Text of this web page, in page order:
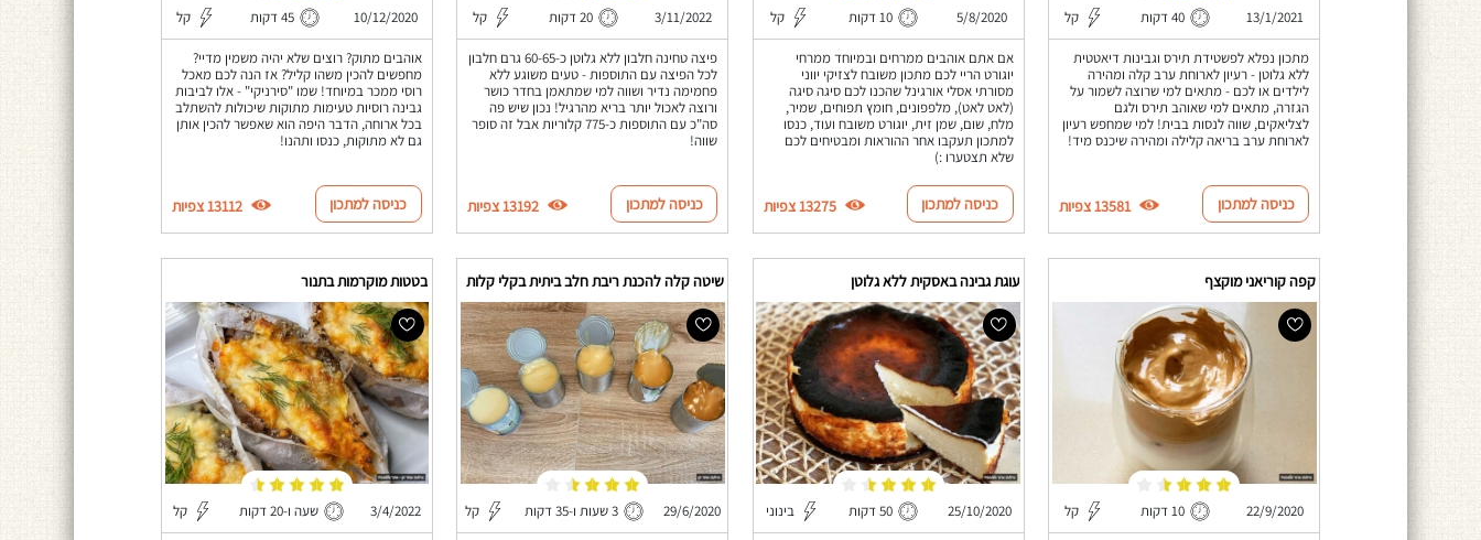
13/1/2021 40 דקות קל
מתכון נפלא לפשטידת תירס וגבינות דיאטטית
ללא גלוטן - רעיון לארוחת ערב קלה ומהירה
לילדים או לכם - מתאים למי שרוצה לשמור על
הגזרה, מתאים למי שאוהב תירס ולגם
לצליאקים, שווה לנסות בבית! למי שמחפש רעיון
לארוחת ערב בריאה קלילה ומהירה שיכנס מיד!
כניסה למתכון 13581 צפיות
5/8/2020 10 דקות קל
אם אתם אוהבים ממרחים ובמיוחד ממרחי
יוגורט הריי לכם מתכון משובח לצזיקי יווני
מסורתי אסלי אורגינל שהכנו לכם סיגה סיגה
(לאט לאט), מלפפונים, חומץ תפוחים, שמיר,
מלח, שום, שמן זית, יוגורט משובח ועוד, כנסו
למתכון תעקבו אחר ההוראות ומבטיחים לכם
שלא תצטערו :)
כניסה למתכון 13275 צפיות
3/11/2022 20 דקות קל
פיצה טחינה חלבון ללא גלוטן כ-60-65 גרם חלבון
לכל הפיצה עם התוספות - טעים משוגע ללא
פחמימה נדיר ושווה למי שמתאמן בחדר כושר
ורוצה לאכול יותר בריא מהרגיל! נכון שיש פה
סה"כ עם התוספות כ-775 קלוריות אבל זה סופר
שווה!
כניסה למתכון 13192 צפיות
10/12/2020 45 דקות קל
אוהבים מתוק? רוצים שלא יהיה משמין מדיי?
מחפשים להכין משהו קליל? אז הנה לכם מאכל
רוסי ממכר במיוחד! שמו "סירניקי" - אלו לביבות
גבינה רוסיות טעימות מתוקות שיכולות להשתלב
בכל ארוחה, הדבר היפה הוא שאפשר להכין אותן
גם לא מתוקות, כנסו ותהנו!
כניסה למתכון 13112 צפיות
קפה קוריאני מוקצף
22/9/2020 10 דקות קל
עוגת גבינה באסקית ללא גלוטן
25/10/2020 50 דקות בינוני
שיטה קלה להכנת ריבת חלב ביתית בקלי קלות
29/6/2020 3 שעות ו-35 דקות קל
בטטות מוקרמות בתנור
3/4/2022 שעה ו-20 דקות קל